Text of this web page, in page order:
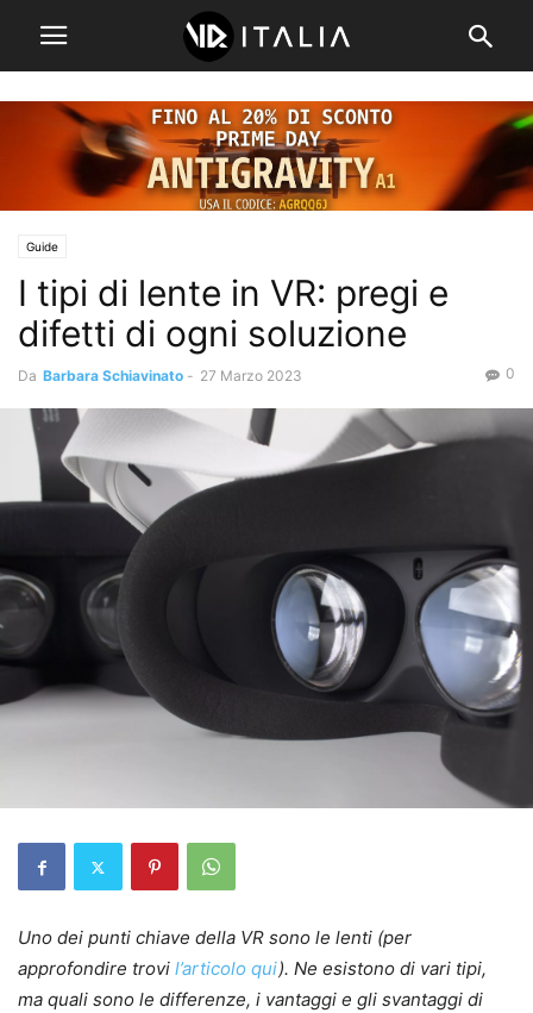
Guide
I tipi di lente in VR: pregi e
difetti di ogni soluzione
Da Barbara Schiavinato - 27 Marzo 2023 0
Uno dei punti chiave della VR sono le lenti (per
approfondire trovi l’articolo qui). Ne esistono di vari tipi,
ma quali sono le differenze, i vantaggi e gli svantaggi di